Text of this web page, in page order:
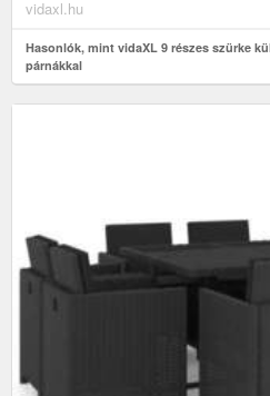
vidaxl.hu
Hasonlók, mint vidaXL 9 részes szürke
párnákkal